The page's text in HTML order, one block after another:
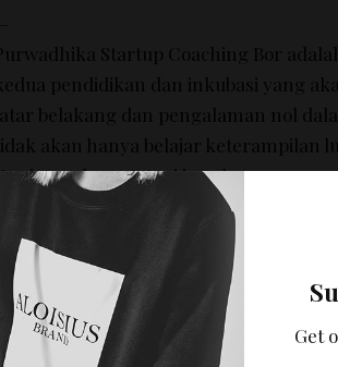
Get
Startup Coaching Bor
pendidikan dan inkubasi yang
belakang dan pengalaman nol
akan hanya belajar keterampilan
tetapi jugakemampuan
terbaik
produk Anda
Pathway :
Startup Training consist of 10
UI/UX, and Business skill